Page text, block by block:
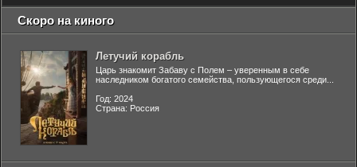
Скоро на киного
Летучий корабль
Царь знакомит Забаву с Полем – уверенным в себе
наследником богатого семейства, пользующегося среди...
Год: 2024
Страна: Россия